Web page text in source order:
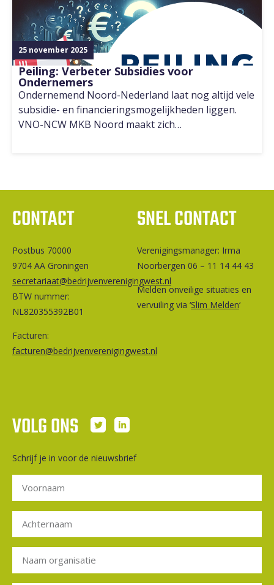
25 november 2025
Peiling: Verbeter Subsidies voor
Ondernemers
Ondernemend Noord-Nederland laat nog altijd vele
subsidie- en financieringsmogelijkheden liggen.
VNO-NCW MKB Noord maakt zich…
CONTACT
Postbus 70000
9704 AA Groningen
secretariaat@bedrijvenverenigingwest.nl
BTW nummer:
NL820355392B01
Facturen:
facturen@bedrijvenverenigingwest.nl
SNEL CONTACT
Ver­e­ni­gings­ma­na­ger: Irma
Noorbergen 06 – 11 14 44 43
Melden onveilige situaties en
vervuiling via ‘Slim Melden‘
VOLG ONS
Schrijf je in voor de nieuwsbrief